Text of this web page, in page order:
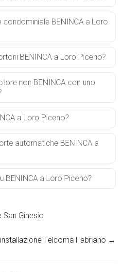
condominiale BENINCA a Loro
BENINCA a Loro Piceno?
non BENINCA con uno
a Loro Piceno?
automatiche BENINCA a
BENINCA a Loro Piceno?
San Ginesio
installazione Telcoma Fabriano →